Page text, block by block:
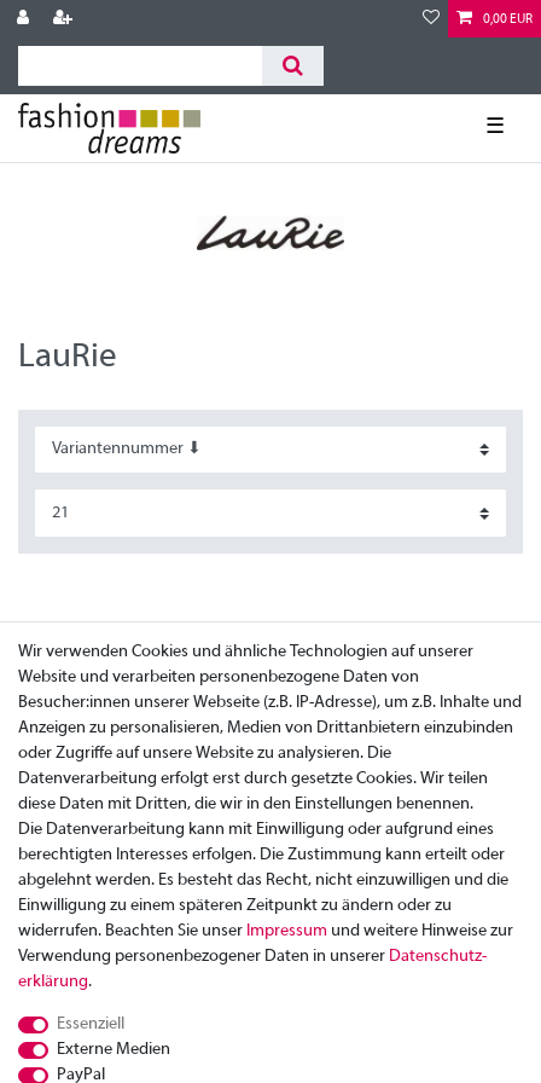
0,00 EUR
☰
LauRie
Zahlung
Rücksendung
Datenschutzerklärung
Wir verwenden Cookies und ähnliche Technologien auf unserer
Website und verarbeiten personenbezogene Daten von
Besucher:innen unserer Webseite (z.B. IP-Adresse), um z.B. Inhalte und
Anzeigen zu personalisieren, Medien von Drittanbietern einzubinden
oder Zugriffe auf unsere Website zu analysieren. Die
Datenverarbeitung erfolgt erst durch gesetzte Cookies. Wir teilen
diese Daten mit Dritten, die wir in den Einstellungen benennen.
Die Datenverarbeitung kann mit Einwilligung oder aufgrund eines
berechtigten Interesses erfolgen. Die Zustimmung kann erteilt oder
abgelehnt werden. Es besteht das Recht, nicht einzuwilligen und die
Einwilligung zu einem späteren Zeitpunkt zu ändern oder zu
widerrufen. Beachten Sie unser Impressum und weitere Hinweise zur
Verwendung personenbezogener Daten in unserer Daten­schutz­
erklärung.
Essenziell
Externe Medien
PayPal